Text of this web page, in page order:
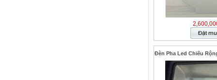
Đèn Pha Led Chiếu